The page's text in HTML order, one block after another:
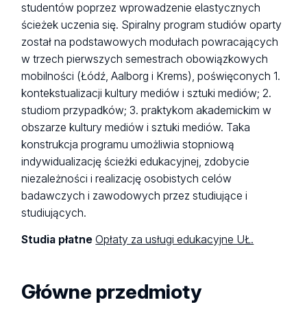
studentów poprzez wprowadzenie elastycznych
ścieżek uczenia się. Spiralny program studiów oparty
został na podstawowych modułach powracających
w trzech pierwszych semestrach obowiązkowych
mobilności (Łódź, Aalborg i Krems), poświęconych 1.
kontekstualizacji kultury mediów i sztuki mediów; 2.
studiom przypadków; 3. praktykom akademickim w
obszarze kultury mediów i sztuki mediów. Taka
konstrukcja programu umożliwia stopniową
indywidualizację ścieżki edukacyjnej, zdobycie
niezależności i realizację osobistych celów
badawczych i zawodowych przez studiujące i
studiujących.
Studia płatne Opłaty za usługi edukacyjne UŁ.
Główne przedmioty